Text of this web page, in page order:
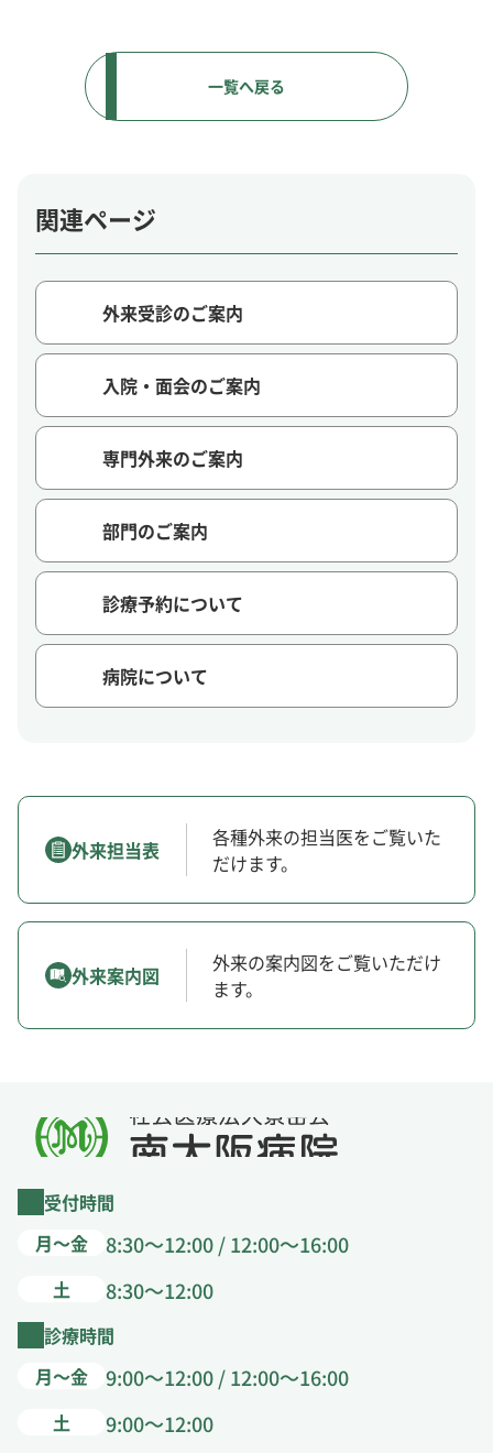
一覧へ戻る
関連ページ
外来受診のご案内
入院・面会のご案内
専門外来のご案内
部門のご案内
診療予約について
病院について
外来担当表
各種外来の担当医をご覧いた
だけます。
外来案内図
外来の案内図をご覧いただけ
ます。
受付時間
月～金
8:30～12:00 / 12:00～16:00
土 8:30～12:00
診療時間
月～金
9:00～12:00 / 12:00～16:00
土 9:00～12:00